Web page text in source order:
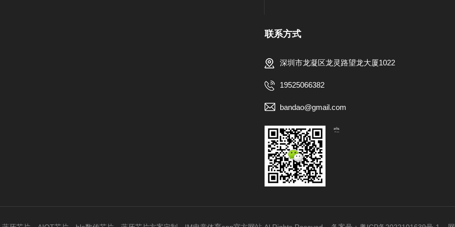
联系方式
深圳市龙凝区龙灵路望龙大厦1022
19525066382
bandao@gmail.com
【扫一扫，关注我们】